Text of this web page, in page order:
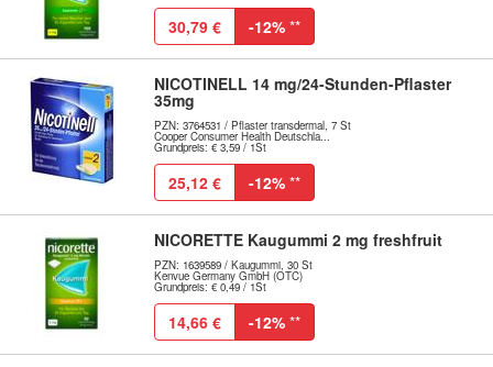
30,79 € -12% **
NICOTINELL 14 mg/24-Stunden-Pflaster
35mg
PZN: 3764531 / Pflaster transdermal, 7 St
Cooper Consumer Health Deutschla...
Grundpreis: € 3,59 / 1St
25,12 € -12% **
NICORETTE Kaugummi 2 mg freshfruit
PZN: 1639589 / Kaugummi, 30 St
Kenvue Germany GmbH (OTC)
Grundpreis: € 0,49 / 1St
14,66 € -12% **